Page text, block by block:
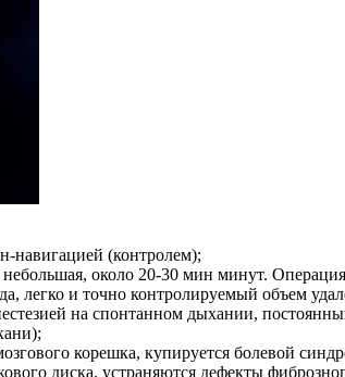
навигацией (контролем);
около 20-30 мин минут.
легко и точно контролируемый объем
на спонтанном дыхании,
корешка, купируется болевой
диска, устраняются дефекты